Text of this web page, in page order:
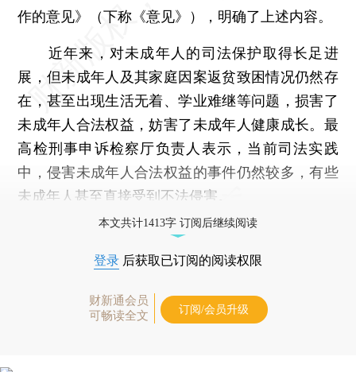
作的意见》（下称《意见》），明确了上述内容。
近年来，对未成年人的司法保护取得长足进
展，但未成年人及其家庭因案返贫致困情况仍然存
在，甚至出现生活无着、学业难继等问题，损害了
未成年人合法权益，妨害了未成年人健康成长。最
高检刑事申诉检察厅负责人表示，当前司法实践
中，侵害未成年人合法权益的事件仍然较多，有些
未成年人甚至直接受到不法侵害。
本文共计1413字 订阅后继续阅读
登录 后获取已订阅的阅读权限
财新通会员
可畅读全文
订阅/会员升级